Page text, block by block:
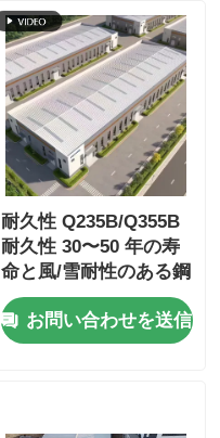
耐久性 Q235B/Q355B
耐久性 30〜50 年の寿
命と風/雪耐性のある鋼
鉄倉庫ビル
お問い合わせを送信